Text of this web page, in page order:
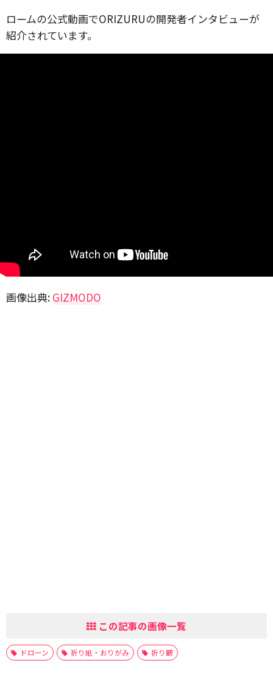
ロームの公式動画でORIZURUの開発者インタビューが
紹介されています。
画像出典: GIZMODO
この記事の画像一覧
ドローン 折り紙・おりがみ 折り鶴